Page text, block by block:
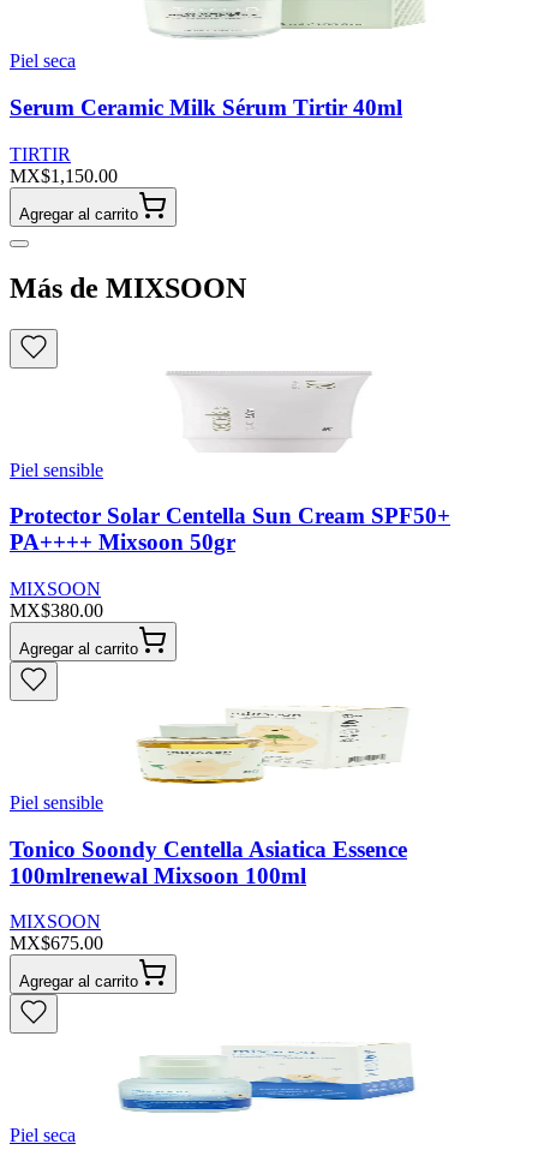
Piel seca
Serum Ceramic Milk Sérum Tirtir 40ml
TIRTIR
MX$1,150.00
Agregar al carrito
Más de MIXSOON
Piel sensible
Protector Solar Centella Sun Cream SPF50+
PA++++ Mixsoon 50gr
MIXSOON
MX$380.00
Agregar al carrito
Piel sensible
Tonico Soondy Centella Asiatica Essence
100mlrenewal Mixsoon 100ml
MIXSOON
MX$675.00
Agregar al carrito
Piel seca